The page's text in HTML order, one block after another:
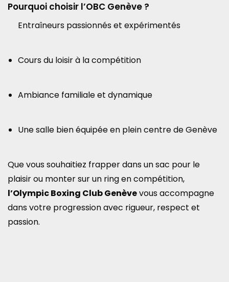
Pourquoi choisir l’OBC Genève ?
Entraîneurs passionnés et expérimentés
Cours du loisir à la compétition
Ambiance familiale et dynamique
Une salle bien équipée en plein centre de Genève
Que vous souhaitiez frapper dans un sac pour le
plaisir ou monter sur un ring en compétition,
l’Olympic Boxing Club Genèvevous accompagne
dans votre progression avec rigueur, respect et
passion.